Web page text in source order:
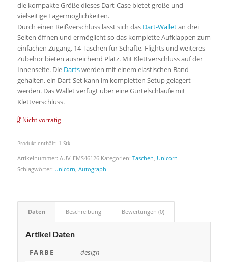
die kompakte Größe dieses Dart-Case bietet große und
vielseitige Lagermöglichkeiten.
Durch einen Reißverschluss lässt sich das Dart-Walletan drei
Seiten öffnen und ermöglicht so das komplette Aufklappen zum
einfachen Zugang. 14 Taschen für Schäfte, Flights und weiteres
Zubehör bieten ausreichend Platz. Mit Klettverschluss auf der
Innenseite. Die Dartswerden mit einem elastischen Band
gehalten, ein Dart-Set kann im kompletten Setup gelagert
werden. Das Wallet verfügt über eine Gürtelschlaufe mit
Klettverschluss.
Nicht vorrätig
Produkt enthält: 1 Stk
Artikelnummer: AUV-EMS46126 Kategorien: Taschen Unicorn
Schlagwörter: Unicorn Autograph
Daten Beschreibung Bewertungen (0)
Artikel Daten
FARBE
design